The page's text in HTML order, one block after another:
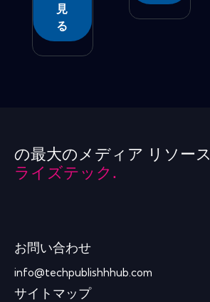
見
る
の最大のメディア リソース
ライズテック.
お問い合わせ
info@techpublishhhub.com
サイトマップ